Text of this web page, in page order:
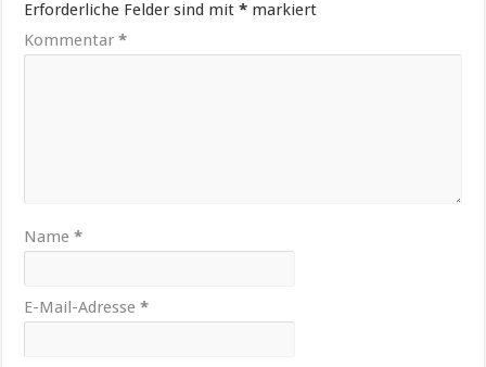
Erforderliche Felder sind mit* markiert
Kommentar*
Name*
E-Mail-Adresse*